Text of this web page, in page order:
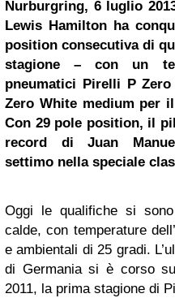
Nurburgring, 6 luglio
Lewis Hamiltonha
position consecutiva di
stagione – con un
pneumatici Pirelli P
Zero White medium per
Con 29 pole position, il
record di Juan
settimo nella speciale
Oggi le qualifiche si
calde, con temperature
e ambientali di 25 gradi.
di Germania si è corso
2011, la prima stagione di